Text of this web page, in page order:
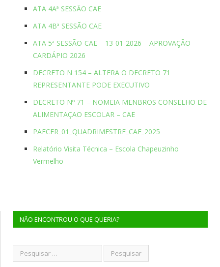
ATA 4Aª SESSÃO CAE
ATA 4Bª SESSÃO CAE
ATA 5ª SESSÃO-CAE – 13-01-2026 – APROVAÇÃO
CARDÁPIO 2026
DECRETO N 154 – ALTERA O DECRETO 71
REPRESENTANTE PODE EXECUTIVO
DECRETO Nº 71 – NOMEIA MENBROS CONSELHO DE
ALIMENTAÇAO ESCOLAR – CAE
PAECER_01_QUADRIMESTRE_CAE_2025
Relatório Visita Técnica – Escola Chapeuzinho
Vermelho
NÃO ENCONTROU O QUE QUERIA?